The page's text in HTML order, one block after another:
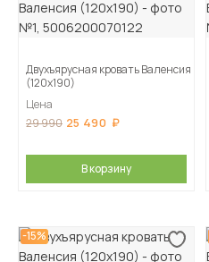
Двухъярусная кровать Валенсия
(120х190)
Цена
29 990 25 490
В корзину
-15%